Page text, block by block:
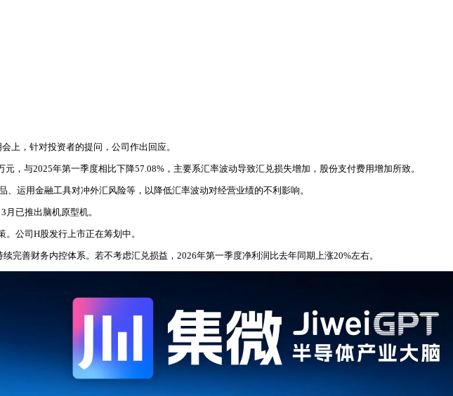
上，针对投资者的提问，公司作出回应。
，与2025年第一季度相比下降57.08%，主要系汇率波动导致汇兑损失增加，股份支付费用增加所致。
运用金融工具对冲外汇风险等，以降低汇率波动对经营业绩的不利影响。
已推出脑机原型机。
公司H股发行上市正在筹划中。
善财务内控体系。若不考虑汇兑损益，2026年第一季度净利润比去年同期上涨20%左右。